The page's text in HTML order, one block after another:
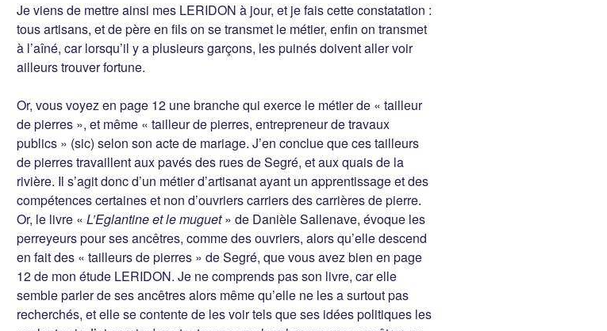
Je viens de mettre ainsi mes LERIDON à jour, et je fais cette constatation :
tous artisans, et de père en fils on se transmet le métier, enfin on transmet
à l’aîné, car lorsqu’il y a plusieurs garçons, les puinés doivent aller voir
ailleurs trouver fortune.
Or, vous voyez en page 12 une branche qui exerce le métier de « tailleur
de pierres », et même « tailleur de pierres, entrepreneur de travaux
publics » (sic) selon son acte de mariage. J’en conclue que ces tailleurs
de pierres travaillent aux pavés des rues de Segré, et aux quais de la
rivière. Il s’agit donc d’un métier d’artisanat ayant un apprentissage et des
compétences certaines et non d’ouvriers carriers des carrières de pierre.
Or, le livre « L’Eglantine et le muguet» de Danièle Sallenave, évoque les
perreyeurs pour ses ancêtres, comme des ouvriers, alors qu’elle descend
en fait des « tailleurs de pierres » de Segré, que vous avez bien en page
12 de mon étude LERIDON. Je ne comprends pas son livre, car elle
semble parler de ses ancêtres alors même qu’elle ne les a surtout pas
recherchés, et elle se contente de les voir tels que ses idées politiques les